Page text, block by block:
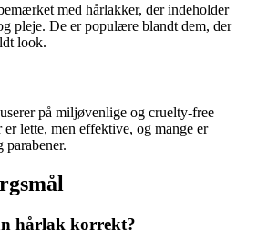
med hårlakker, der indeholder
pleje. De er populære blandt dem, der
look.
på miljøvenlige og cruelty-free
lette, men effektive, og mange er
parabener.
hårlak korrekt?